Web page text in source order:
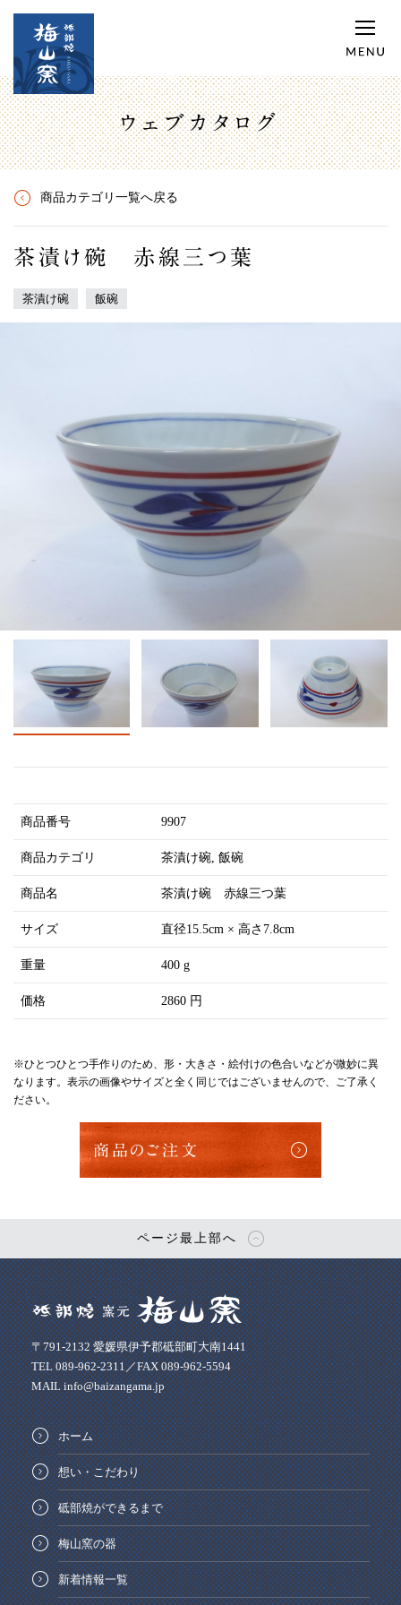
ウェブカタログ
商品カテゴリ一覧へ戻る
茶漬け碗 赤線三つ葉
茶漬け碗 飯碗
商品番号 9907
商品カテゴリ 茶漬け碗 飯碗
商品名 茶漬け碗 赤線三つ葉
サイズ 直径15.5cm × 高さ7.8cm
重量 400 g
価格 2860 円
※ひとつひとつ手作りのため、形・大きさ・絵付けの色合いなどが微妙に異
なります。表示の画像やサイズと全く同じではございませんので、ご了承く
ださい。
商品のご注文
ページ最上部へ
〒791-2132 愛媛県伊予郡砥部町大南1441
TEL 089-962-2311／FAX 089-962-5594
MAIL info@baizangama.jp
ホーム
想い・こだわり
砥部焼ができるまで
梅山窯の器
新着情報一覧